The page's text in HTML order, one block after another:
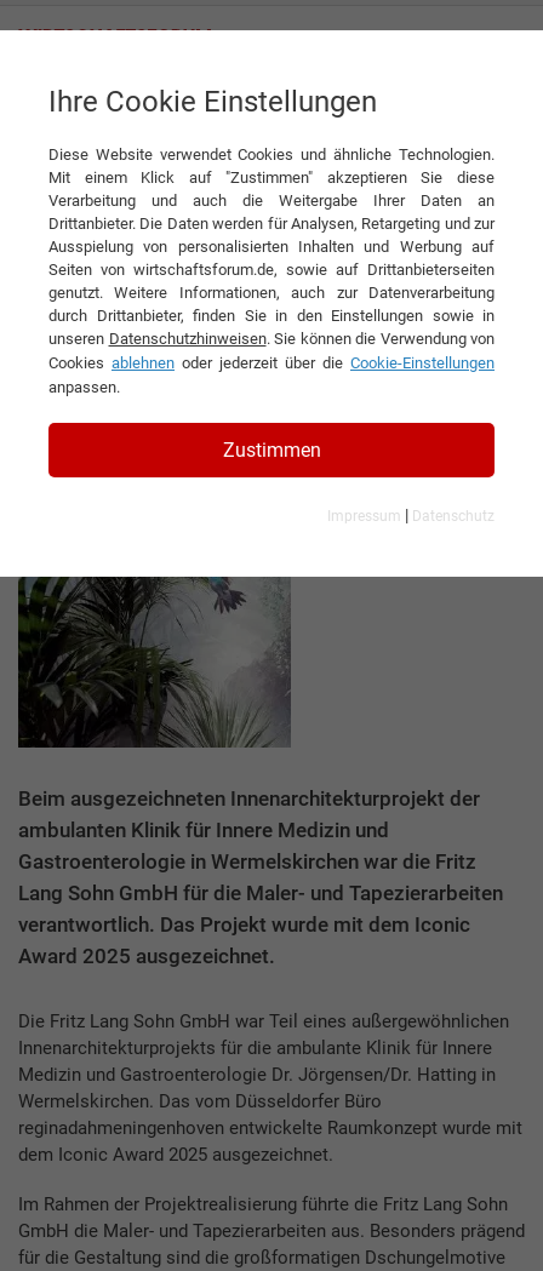
Fritz Lang Sohn GmbH
an preisgekröntem Klinikprojekt
News Fritz Lang Sohn GmbH
DIESEN ARTIKEL EMPFEHLEN
Ausgezeichnete Raumgestaltung:
Fritz Lang Sohn GmbH beteiligt
sich an preisgekröntem
Beim ausgezeichneten Innenarchitekturprojekt der
ambulanten Klinik für Innere Medizin und
Gastroenterologie in Wermelskirchen war die Fritz
Lang Sohn GmbH für die Maler- und Tapezierarbeiten
verantwortlich. Das Projekt wurde mit dem Iconic
Award 2025 ausgezeichnet.
Die Fritz Lang Sohn GmbH war Teil eines außergewöhnlichen
Innenarchitekturprojekts für die ambulante Klinik für Innere
Medizin und Gastroenterologie Dr. Jörgensen/Dr. Hatting in
Wermelskirchen. Das vom Düsseldorfer Büro
reginadahmeningenhoven entwickelte Raumkonzept wurde mit
dem Iconic Award 2025 ausgezeichnet.
Im Rahmen der Projektrealisierung führte die Fritz Lang Sohn
GmbH die Maler- und Tapezierarbeiten aus. Besonders prägend
für die Gestaltung sind die großformatigen Dschungelmotive
Ihre Cookie Einstellungen
Diese Website verwendet Cookies und ähnliche Technologien.
Mit einem Klick auf "Zustimmen" akzeptieren Sie diese
Verarbeitung und auch die Weitergabe Ihrer Daten an
Drittanbieter. Die Daten werden für Analysen, Retargeting und zur
Ausspielung von personalisierten Inhalten und Werbung auf
Seiten von wirtschaftsforum.de, sowie auf Drittanbieterseiten
genutzt. Weitere Informationen, auch zur Datenverarbeitung
durch Drittanbieter, finden Sie in den Einstellungen sowie in
unseren Datenschutzhinweisen. Sie können die Verwendung von
Cookies ablehnen oder jederzeit über die Cookie-Einstellungen
anpassen.
Zustimmen
Impressum | Datenschutz